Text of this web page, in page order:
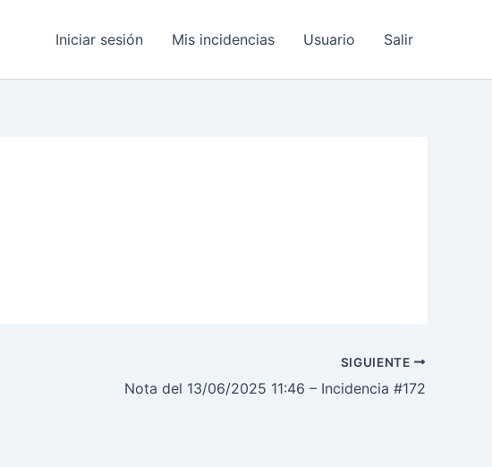
Iniciar sesión Mis incidencias Usuario Salir
SIGUIENTE
Nota del 13/06/2025 11:46 – Incidencia #172